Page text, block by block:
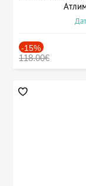
-15%
118.00€